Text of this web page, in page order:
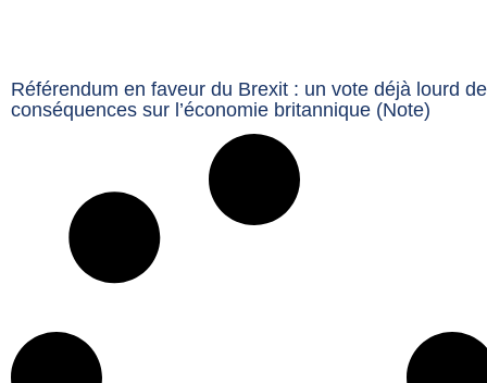
Référendum en faveur du Brexit : un vote déjà lourd de
conséquences sur l’économie britannique (Note)